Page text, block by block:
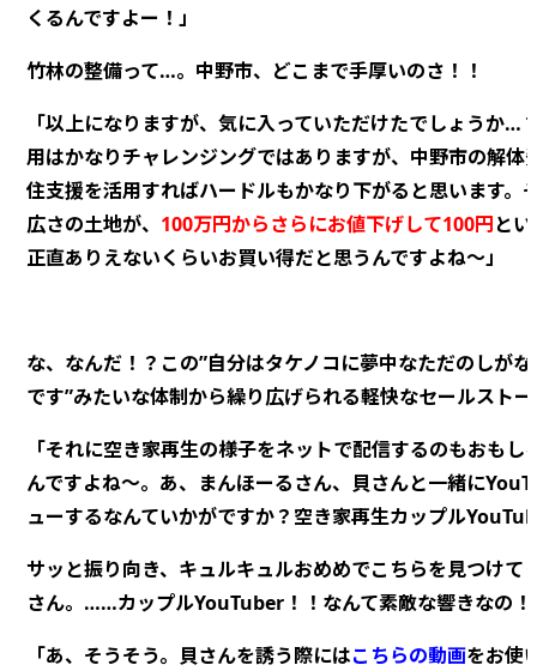
くるんですよー！」
竹林の整備って…。中野市、どこまで手厚いのさ！！
「以上になりますが、気に入っていただけたでしょうか…
用はかなりチャレンジングではありますが、中野市の解体
住支援を活用すればハードルもかなり下がると思います。
広さの土地が、 100万円からさらにお値下げして100円と
正直ありえないくらいお買い得だと思うんですよね～」
な、なんだ！？この”自分はタケノコに夢中なただのしが
です”みたいな体制から繰り広げられる軽快なセールスト
「それに空き家再生の様子をネットで配信するのもおもし
んですよね～。あ、まんほーるさん、貝さんと一緒に
ューするなんていかがですか？空き家再生カップル
サッと振り向き、キュルキュルおめめでこちらを見つけて
さん。……カップルYouTuber！！なんて素敵な響きなの！
「あ、そうそう。貝さんを誘う際にはこちらの動画をお使